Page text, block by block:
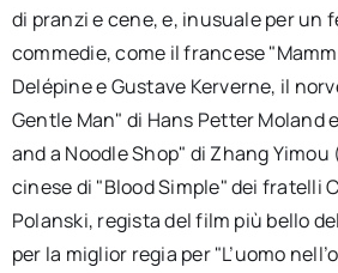
di pranzi e cene, e, inusuale per un
commedie, come il francese
Delépine e Gustave Kerverne, il
Gentle Man" di Hans Petter Moland
and a Noodle Shop" di Zhang
cinese di "Blood Simple" dei fratelli
Polanski, regista del film più bello
per la miglior regia per "L’uomo